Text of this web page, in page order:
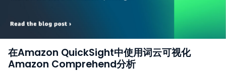
在Amazon QuickSight中使用词云可视化
Amazon Comprehend分析